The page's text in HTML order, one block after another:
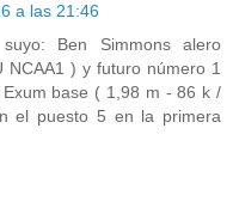
a las 21:46
Ben Simmons alero
) y futuro número 1
base ( 1,98 m - 86 k /
el puesto 5 en la primera